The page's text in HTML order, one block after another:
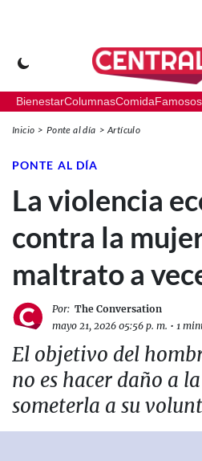
BienestarColumnasComidaFamosos
Inicio Ponte al día Artículo
PONTE AL DÍA
La violencia
contra la
maltrato a
Por: The Conversation
mayo 21, 2026 05:56 p. m. • 1
El objetivo del
no es hacer daño a
someterla a su